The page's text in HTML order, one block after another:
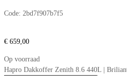
Code: 2bd7f907b7f5
€ 659,00
Op voorraad
Hapro Dakkoffer Zenith 8.6 440L |